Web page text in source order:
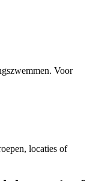
Voor
locaties of